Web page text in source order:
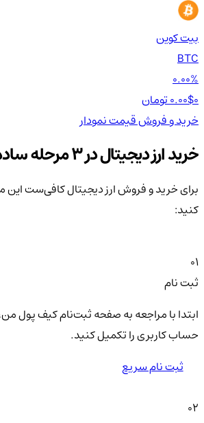
بیت کوین
BTC
0.00%
0.00$
خرید و فروشقیمتنمودار
خرید ارز دیجیتال در 3 مرحله ساده
برای خرید و فروش ارز دیجیتال کافی‌ست این
کنید:
01
ثبت نام
ابتدا با مراجعه به صفحه ثبت‌نام کیف‌ پول من،
حساب کاربری را تکمیل کنید.
ثبت نام سریع
02